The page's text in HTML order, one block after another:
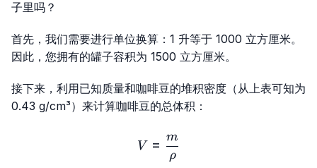
子里吗？
首先，我们需要进行单位换算：1 升等于 1000 立方厘米。
因此，您拥有的罐子容积为 1500 立方厘米。
接下来，利用已知质量和咖啡豆的堆积密度（从上表可知为
0.43 g/cm³）来计算咖啡豆的总体积：
V=\frac{m}{ρ}
V =
ρ
m